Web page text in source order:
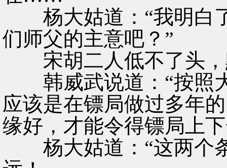
杨大姑道：“我明白
们师父的主意吧？”
宋胡二人低不了头，
韩威武说道：“按照
应该是在镖局做过多年
缘好，才能令得镖局上
杨大姑道：“这两个